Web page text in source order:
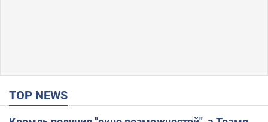
TOP NEWS